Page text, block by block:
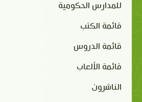
للمدارس الحكومية
قائمة الكتب
قائمة الدروس
قائمة الألعاب
الناشرون